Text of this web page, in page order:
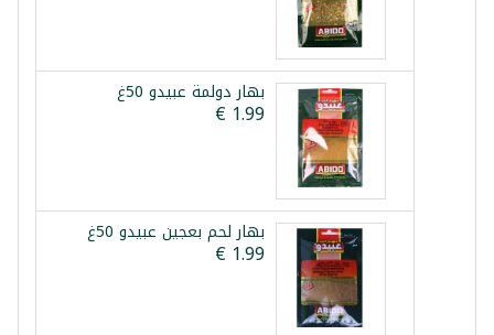
بهار دولمة عبيدو 50غ
بهار لحم بعجين عبيدو 50غ